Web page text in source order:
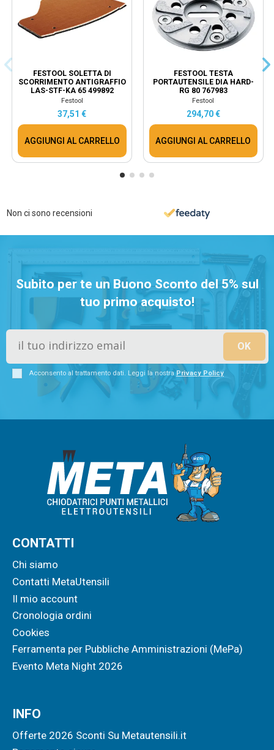
FESTOOL SOLETTA DI
SCORRIMENTO ANTIGRAFFIO
LAS-STF-KA 65 499892
Festool
37,51 €
AGGIUNGI AL CARRELLO
FESTOOL TESTA
PORTAUTENSILE DIA HARD-
RG 80 767983
Festool
294,70 €
AGGIUNGI AL CARRELLO
Non ci sono recensioni
Subito per te un Buono Sconto del 5% sul
tuo primo acquisto!
Acconsento al trattamento dati. Leggi la nostra Privacy Policy
CONTATTI
Chi siamo
Contatti MetaUtensili
Il mio account
Cronologia ordini
Cookies
Ferramenta per Pubbliche Amministrazioni (MePa)
Evento Meta Night 2026
INFO
Offerte 2026 Sconti Su Metautensili.it